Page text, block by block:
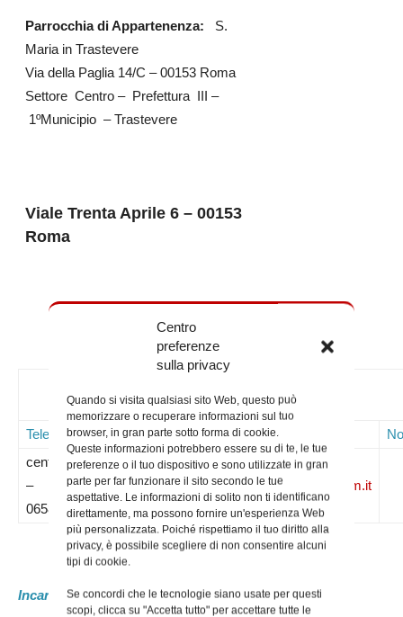
Centro
preferenze
sulla privacy
Quando si visita qualsiasi sito Web, questo può
memorizzare o recuperare informazioni sul tuo
browser, in gran parte sotto forma di cookie.
Queste informazioni potrebbero essere su di te, le tue
preferenze o il tuo dispositivo e sono utilizzate in gran
parte per far funzionare il sito secondo le tue
aspettative. Le informazioni di solito non ti identificano
direttamente, ma possono fornire un'esperienza Web
più personalizzata. Poiché rispettiamo il tuo diritto alla
privacy, è possibile scegliere di non consentire alcuni
tipi di cookie.
Se concordi che le tecnologie siano usate per questi
scopi, clicca su "Accetta tutto" per accettare tutte le
Parrocchia di Appartenenza: S.
Maria in Trastevere
Via della Paglia 14/C – 00153 Roma
Settore Centro – Prefettura III –
1ºMunicipio – Trastevere
Viale Trenta Aprile 6 – 00153
Roma
Telefoni Mail Sito WEB
centralino
–
0658391601
segreteria@marianum.it www.marianum.it
Incaricati attuali: